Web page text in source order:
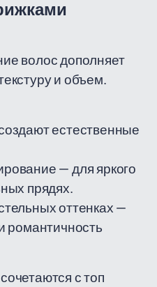
волос дополняет
и объем.
естественные
— для яркого
прядях.
оттенках —
романтичность
с топ